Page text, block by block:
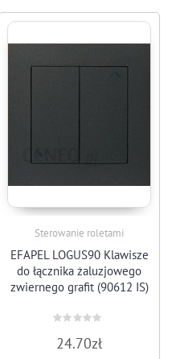
Sterowanie roletami
EFAPEL LOGUS90 Klawisze
do łącznika żaluzjowego
zwiernego grafit (90612 IS)
024.70zł